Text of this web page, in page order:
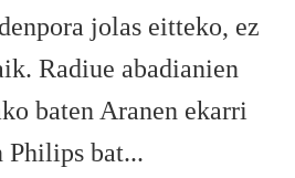
jolas eitteko, ez
Radiue abadianien
baten Aranen ekarri
Philips bat...